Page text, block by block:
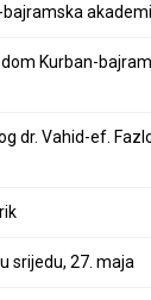
Kurban-
dr. Vahid-ef.
srijedu, 27. maja